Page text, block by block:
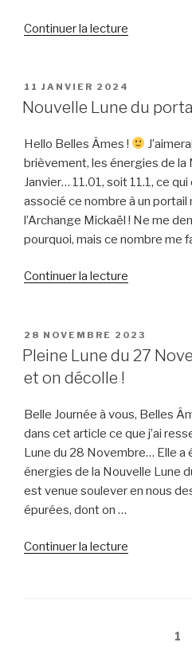
Continuer la lecture
la
Lune
du
17
Octobre »
PUBLIÉ
LE
11 JANVIER 2024
Nouvelle Lune du
Hello Belles Âmes !
brièvement, les énergies de la
Janvier… 11.01, soit 11.1, ce qui
associé ce nombre à un portail
l’Archange Mickaël ! Ne me
pourquoi, mais ce nombre me
Continuer la lecture
du
portail
PUBLIÉ
LE
28 NOVEMBRE 2023
Pleine Lune du 27
et on décolle !
Belle Journée à vous, Belles
dans cet article ce que j’ai
Lune du 28 Novembre… Elle a
énergies de la Nouvelle Lune
est venue soulever en nous
épurées, dont on …
Continuer la lecture
Novembre
1